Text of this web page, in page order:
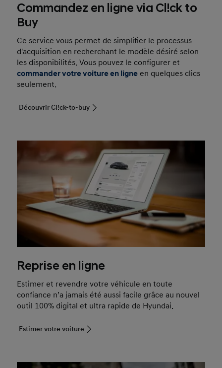
Commandez en ligne via Cl!ck to
Buy
Ce service vous permet de simplifier le processus
d'acquisition en recherchant le modèle désiré selon
les disponibilités. Vous pouvez le configurer et
commander votre voiture en ligne en quelques clics
seulement.
Découvrir Cl!ck-to-buy
Reprise en ligne
Estimer et revendre votre véhicule en toute
confiance n’a jamais été aussi facile grâce au nouvel
outil 100% digital et ultra rapide de Hyundai.
Estimer votre voiture